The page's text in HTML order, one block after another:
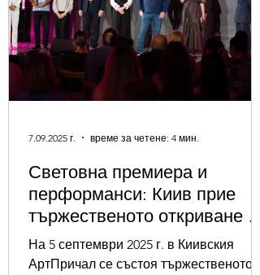
Световна премиера и
перформанси: Киив прие
тържественото откриване на
„ОКО“
На 5 септември 2025 г. в Киивския
АртПричал се състоя тържественото
7.09.2025 г. време за четене: 4 мин.